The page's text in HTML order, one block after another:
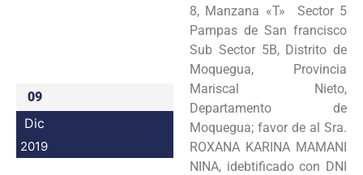
Intranet
09
Dic
2019
8, Manzana «T» Sector 5
Pampas de San francisco
Sub Sector 5B, Distrito de
Moquegua, Provincia
Mariscal Nieto,
Departamento de
Moquegua; favor de al Sra.
ROXANA KARINA MAMANI
NINA, idebtificado con DNI